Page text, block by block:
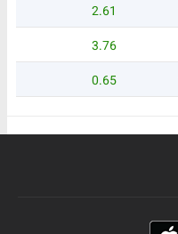
2.61
3.76
0.65